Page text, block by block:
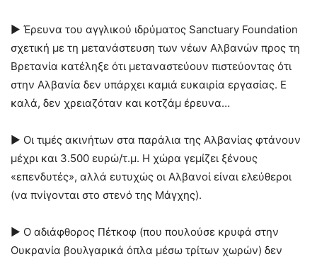
► Έρευνα του αγγλικού ιδρύματος Sanctuary Foundation
σχετική με τη μετανάστευση των νέων Αλβανών προς τη
Βρετανία κατέληξε ότι μεταναστεύουν πιστεύοντας ότι
στην Αλβανία δεν υπάρχει καμιά ευκαιρία εργασίας. Ε
καλά, δεν χρειαζόταν και κοτζάμ έρευνα…
► Οι τιμές ακινήτων στα παράλια της Αλβανίας φτάνουν
μέχρι και 3.500 ευρώ/τ.μ. Η χώρα γεμίζει ξένους
«επενδυτές», αλλά ευτυχώς οι Αλβανοί είναι ελεύθεροι
(να πνίγονται στο στενό της Μάγχης).
► Ο αδιάφθορος Πέτκοφ (που πουλούσε κρυφά στην
Ουκρανία βουλγαρικά όπλα μέσω τρίτων χωρών) δεν